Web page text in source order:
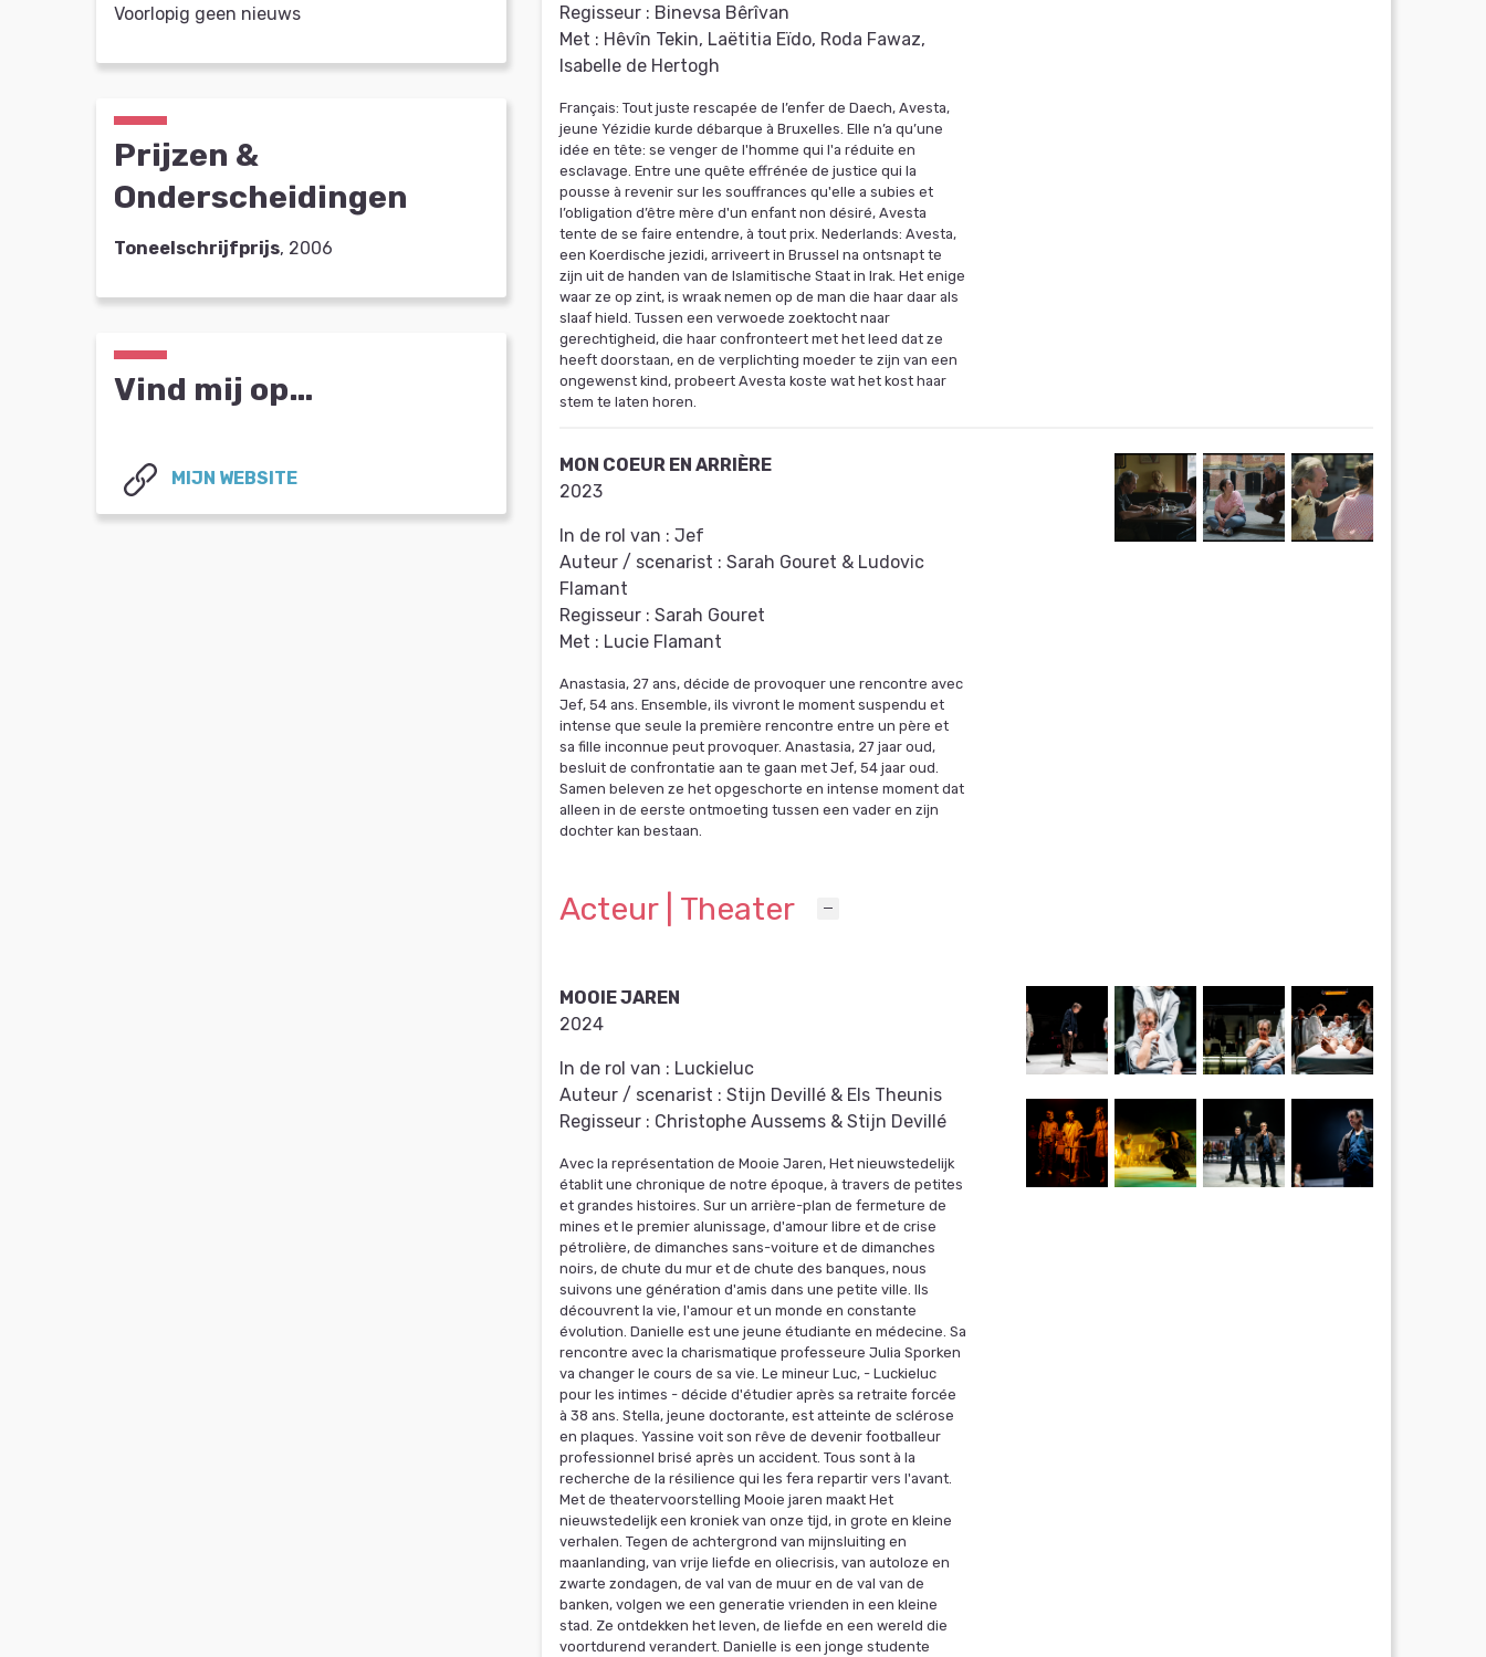
Voorlopig geen nieuws
Prijzen &
Onderscheidingen
Toneelschrijfprijs, 2006
Vind mij op…
MIJN WEBSITE
Regisseur : Binevsa Bêrîvan
Met : Hêvîn Tekin, Laëtitia Eïdo, Roda Fawaz,
Isabelle de Hertogh
Français: Tout juste rescapée de l’enfer de Daech, Avesta,
jeune Yézidie kurde débarque à Bruxelles. Elle n’a qu’une
idée en tête: se venger de l'homme qui l'a réduite en
esclavage. Entre une quête effrénée de justice qui la
pousse à revenir sur les souffrances qu'elle a subies et
l’obligation d’être mère d'un enfant non désiré, Avesta
tente de se faire entendre, à tout prix. Nederlands: Avesta,
een Koerdische jezidi, arriveert in Brussel na ontsnapt te
zijn uit de handen van de Islamitische Staat in Irak. Het enige
waar ze op zint, is wraak nemen op de man die haar daar als
slaaf hield. Tussen een verwoede zoektocht naar
gerechtigheid, die haar confronteert met het leed dat ze
heeft doorstaan, en de verplichting moeder te zijn van een
ongewenst kind, probeert Avesta koste wat het kost haar
stem te laten horen.
MON COEUR EN ARRIÈRE
2023
In de rol van : Jef
Auteur / scenarist : Sarah Gouret & Ludovic
Flamant
Regisseur : Sarah Gouret
Met : Lucie Flamant
Anastasia, 27 ans, décide de provoquer une rencontre avec
Jef, 54 ans. Ensemble, ils vivront le moment suspendu et
intense que seule la première rencontre entre un père et
sa fille inconnue peut provoquer. Anastasia, 27 jaar oud,
besluit de confrontatie aan te gaan met Jef, 54 jaar oud.
Samen beleven ze het opgeschorte en intense moment dat
alleen in de eerste ontmoeting tussen een vader en zijn
dochter kan bestaan.
Acteur | Theater
MOOIE JAREN
2024
In de rol van : Luckieluc
Auteur / scenarist : Stijn Devillé & Els Theunis
Regisseur : Christophe Aussems & Stijn Devillé
Avec la représentation de Mooie Jaren, Het nieuwstedelijk
établit une chronique de notre époque, à travers de petites
et grandes histoires. Sur un arrière-plan de fermeture de
mines et le premier alunissage, d'amour libre et de crise
pétrolière, de dimanches sans-voiture et de dimanches
noirs, de chute du mur et de chute des banques, nous
suivons une génération d'amis dans une petite ville. Ils
découvrent la vie, l'amour et un monde en constante
évolution. Danielle est une jeune étudiante en médecine. Sa
rencontre avec la charismatique professeure Julia Sporken
va changer le cours de sa vie. Le mineur Luc, - Luckieluc
pour les intimes - décide d'étudier après sa retraite forcée
à 38 ans. Stella, jeune doctorante, est atteinte de sclérose
en plaques. Yassine voit son rêve de devenir footballeur
professionnel brisé après un accident. Tous sont à la
recherche de la résilience qui les fera repartir vers l'avant.
Met de theatervoorstelling Mooie jaren maakt Het
nieuwstedelijk een kroniek van onze tijd, in grote en kleine
verhalen. Tegen de achtergrond van mijnsluiting en
maanlanding, van vrije liefde en oliecrisis, van autoloze en
zwarte zondagen, de val van de muur en de val van de
banken, volgen we een generatie vrienden in een kleine
stad. Ze ontdekken het leven, de liefde en een wereld die
voortdurend verandert. Danielle is een jonge studente